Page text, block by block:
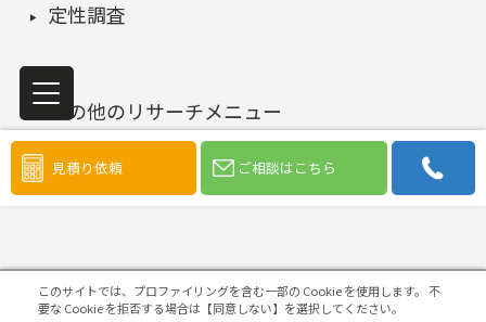
見積り依頼 ご相談はこちら
定性調査
その他のリサーチメニュー
調査目的から探す
このサイトでは、プロファイリングを含む一部の Cookie を使用します。 不
要な Cookie を拒否する場合は【同意しない】を選択してください。